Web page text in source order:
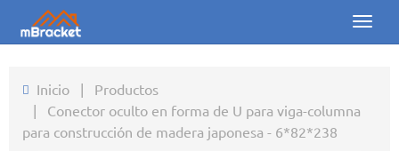
Toggle
Productos
Inicio | Productos
| Conector oculto en forma de U para viga-columna
para construcción de madera japonesa - 6*82*238